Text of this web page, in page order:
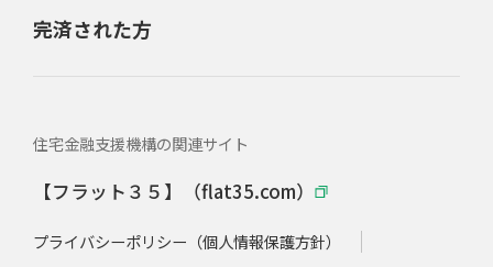
完済された方
住宅金融支援機構の関連サイト
【フラット３５】（flat35.com）
プライバシーポリシー（個人情報保護方針）